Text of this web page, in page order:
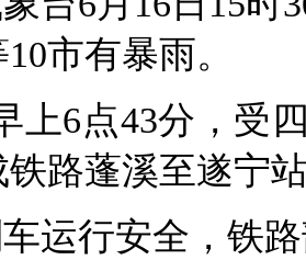
市有暴雨。
上6点43分，受
路蓬溪至遂宁
运行安全，铁